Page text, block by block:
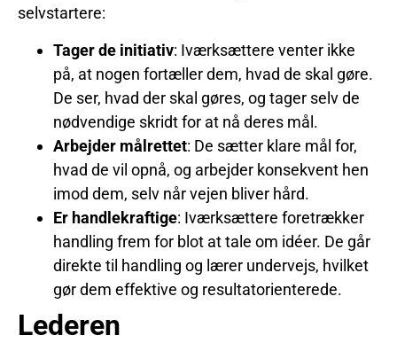
selvstartere:
Tager de initiativ: Iværksættere venter ikke
på, at nogen fortæller dem, hvad de skal gøre.
De ser, hvad der skal gøres, og tager selv de
nødvendige skridt for at nå deres mål.
Arbejder målrettet: De sætter klare mål for,
hvad de vil opnå, og arbejder konsekvent hen
imod dem, selv når vejen bliver hård.
Er handlekraftige: Iværksættere foretrækker
handling frem for blot at tale om idéer. De går
direkte til handling og lærer undervejs, hvilket
gør dem effektive og resultatorienterede.
Lederen